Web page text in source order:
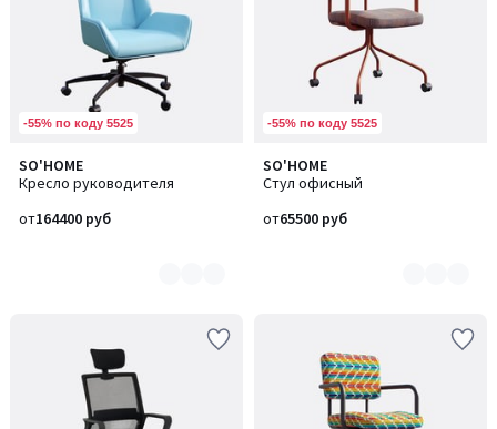
-55% по коду 5525
SO'HOME
Кресло руководителя
от164400 руб
Количество
цветов:
-55% по коду 5525
SO'HOME
Стул офисный
от65500 руб
Количество
цветов: